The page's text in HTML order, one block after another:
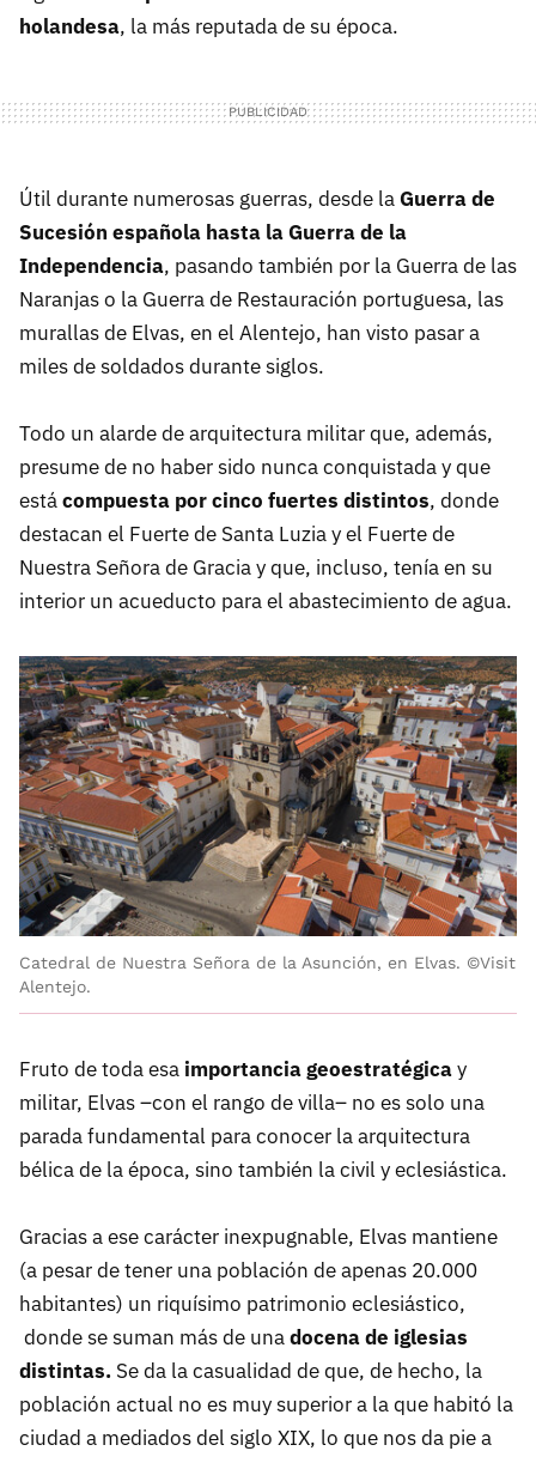
holandesa, la más reputada de su época.
Útil durante numerosas guerras, desde laGuerra de
Sucesión española hasta la Guerra de la
Independencia, pasando también por la Guerra de las
Naranjas o la Guerra de Restauración portuguesa, las
murallas de Elvas, en el Alentejo, han visto pasar a
miles de soldados durante siglos.
Todo un alarde de arquitectura militar que, además,
presume de no haber sido nunca conquistada y que
estácompuesta por cinco fuertes distintos, donde
destacan el Fuerte de Santa Luzia y el Fuerte de
Nuestra Señora de Gracia y que, incluso, tenía en su
interior un acueducto para el abastecimiento de agua.
Catedral de Nuestra Señora de la Asunción, en Elvas. ©Visit
Alentejo.
Fruto de toda esa importancia geoestratégicay
militar, Elvas –con el rango de villa– no es solo una
parada fundamental para conocer la arquitectura
bélica de la época, sino también la civil y eclesiástica.
Gracias a ese carácter inexpugnable, Elvas mantiene
(a pesar de tener una población de apenas 20.000
habitantes) un riquísimo patrimonio eclesiástico,
donde se suman más de unadocena de iglesias
distintas. Se da la casualidad de que, de hecho, la
población actual no es muy superior a la que habitó la
ciudad a mediados del siglo XIX, lo que nos da pie a